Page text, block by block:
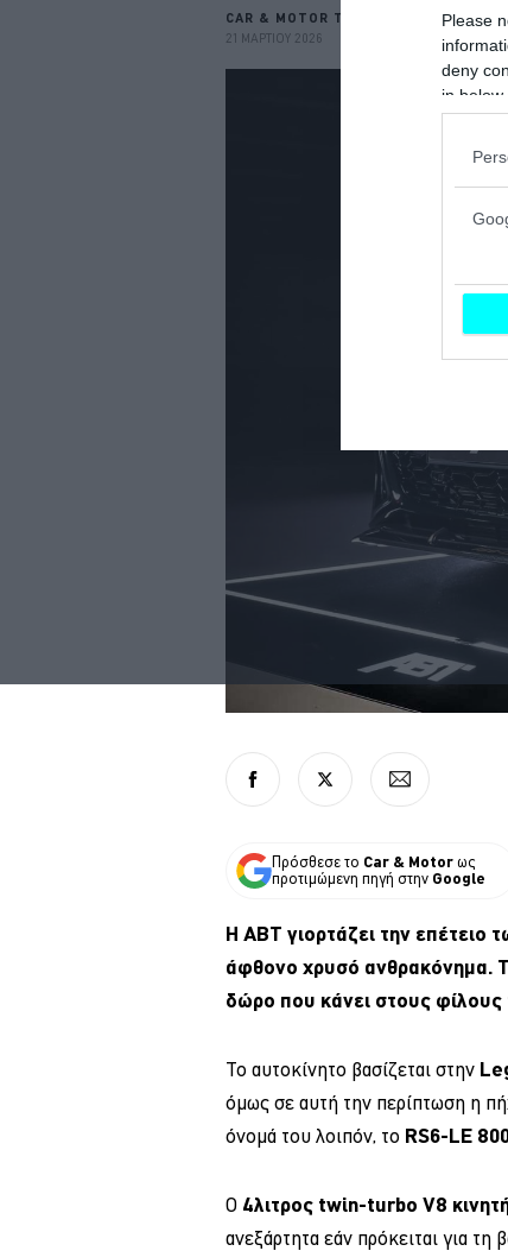
Please
deny
in below
CAR & MOTOR TEAM
21 ΜΑΡΤΙΟΥ 2026
Πρόσθεσε το Car & Motor ως
προτιμώμενη πηγή στην Google
Η ΑΒΤ γιορτάζει την επέτειο
άφθονο χρυσό ανθρακόνημα.
δώρο που κάνει στους φίλους
Το αυτοκίνητο βασίζεται στην
όμως σε αυτή την περίπτωση η
όνομά του λοιπόν, το RS6-LE
Ο 4λιτρος twin-turbo V8
ανεξάρτητα εάν πρόκειται για